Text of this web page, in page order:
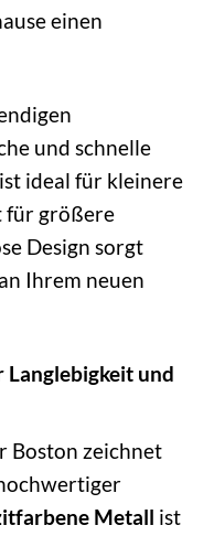
einen
und schnelle
ideal für kleinere
für größere
Design sorgt
Ihrem neuen
und
Boston zeichnet
Metall ist